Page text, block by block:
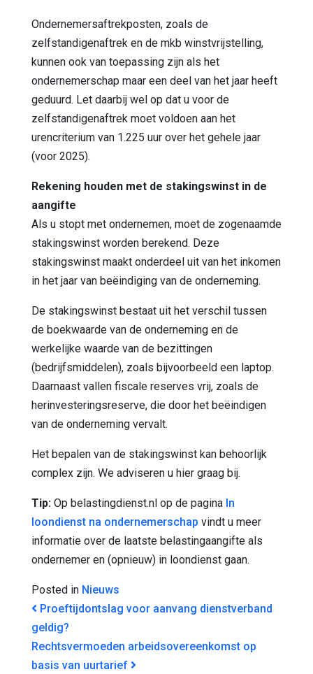
Ondernemersaftrekposten, zoals de
zelfstandigenaftrek en de mkb winstvrijstelling,
kunnen ook van toepassing zijn als het
ondernemerschap maar een deel van het jaar heeft
geduurd. Let daarbij wel op dat u voor de
zelfstandigenaftrek moet voldoen aan het
urencriterium van 1.225 uur over het gehele jaar
(voor 2025).
Rekening houden met de stakingswinst in de
aangifte
Als u stopt met ondernemen, moet de zogenaamde
stakingswinst worden berekend. Deze
stakingswinst maakt onderdeel uit van het inkomen
in het jaar van beëindiging van de onderneming.
De stakingswinst bestaat uit het verschil tussen
de boekwaarde van de onderneming en de
werkelijke waarde van de bezittingen
(bedrijfsmiddelen), zoals bijvoorbeeld een laptop.
Daarnaast vallen fiscale reserves vrij, zoals de
herinvesteringsreserve, die door het beëindigen
van de onderneming vervalt.
Het bepalen van de stakingswinst kan behoorlijk
complex zijn. We adviseren u hier graag bij.
Tip: Op belastingdienst.nl op de pagina In
loondienst na ondernemerschap vindt u meer
informatie over de laatste belastingaangifte als
ondernemer en (opnieuw) in loondienst gaan.
Posted in Nieuws
BERICHT NAVIGATIE
Proeftijdontslag voor aanvang dienstverband
geldig?
Rechtsvermoeden arbeidsovereenkomst op
basis van uurtarief